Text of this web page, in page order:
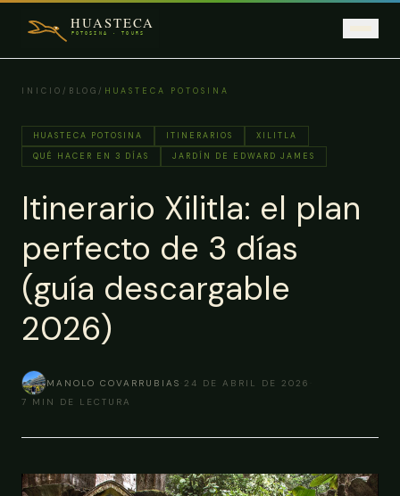
RESERVAR
INICIO / BLOG / HUASTECA POTOSINA
HUASTECA POTOSINA ITINERARIOS
XILITLA
QUÉ HACER EN 3 DÍAS
JARDÍN DE EDWARD JAMES
Itinerario Xilitla: el plan
perfecto de 3 días
(guía descargable
2026)
MANOLO COVARRUBIAS 24 DE ABRIL DE 2026
7
MIN DE LECTURA